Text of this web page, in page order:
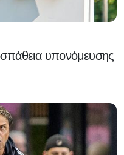
υπονόμευσης